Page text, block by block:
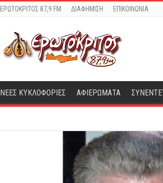
ΕΡΩΤΟΚΡΙΤΟΣ 87,9 FM ΔΙΑΦΗΜΙΣΗ ΕΠΙΚΟΙΝΩΝΙΑ
ΝΕΕΣ ΚΥΚΛΟΦΟΡΙΕΣ ΑΦΙΕΡΩΜΑΤΑ